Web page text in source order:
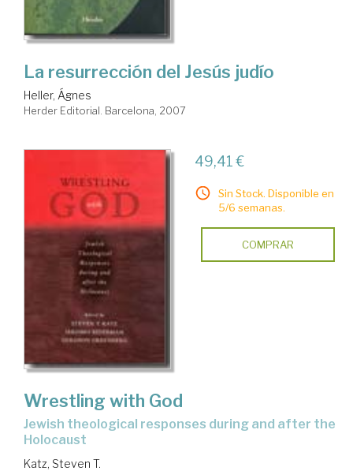
La resurrección del Jesús judío
Heller, Ágnes
Herder Editorial. Barcelona, 2007
49,41 €
Sin Stock. Disponible en
5/6 semanas.
COMPRAR
Wrestling with God
jewish theological responses during and after the
Holocaust
Katz, Steven T.